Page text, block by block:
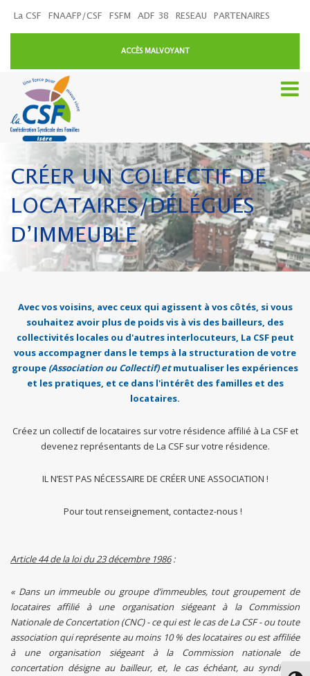
La CSF FNAAFP/CSF FSFM ADF 38 RESEAU PARTENAIRES
ACCÈS MALVOYANT
CRÉER UN COLLECTIF DE
LOCATAIRES/DÉLÉGUÉS
D’IMMEUBLE
Avec vos voisins, avec ceux qui agissent à vos côtés, si vous
souhaitez avoir plus de poids vis à vis des bailleurs, des
collectivités locales ou d'autres interlocuteurs, La CSF peut
vous accompagner dans le temps à la structuration de votre
groupe (Association ou Collectif) etmutualiser les expériences
et les pratiques, et ce dans l'intérêt des familles et des
locataires.
Créez un collectif de locataires sur votre résidence affilié à La CSF et
devenez représentants de La CSF sur votre résidence.
IL N’EST PAS NÉCESSAIRE DE CRÉER UNE ASSOCIATION !
Pour tout renseignement, contactez-nous !
Article 44 de la loi du 23 décembre 1986:
« Dans un immeuble ou groupe d’immeubles, tout groupement de
locataires affilié à une organisation siégeant à la Commission
Nationale de Concertation (CNC) - ce qui est le cas de La CSF - ou toute
association qui représente au moins 10 % des locataires ou est affiliée
à une organisation siégeant à la Commission nationale de
concertation désigne au bailleur, et, le cas échéant, au syndic de